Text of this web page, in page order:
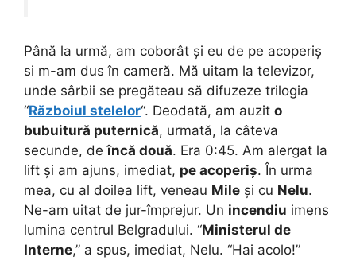
Până la urmă, am coborât și eu de pe acoperiș
si m-am dus în cameră. Mă uitam la televizor,
unde sârbii se pregăteau să difuzeze trilogia
“Războiul stelelor“. Deodată, am auzit o
bubuitură puternică, urmată, la câteva
secunde, deîncă două. Era 0:45. Am alergat la
lift și am ajuns, imediat, pe acoperiș. În urma
mea, cu al doilea lift, veneau Mile și cu Nelu.
Ne-am uitat de jur-împrejur. Un incendiu imens
lumina centrul Belgradului. “Ministerul de
Interne,” a spus, imediat, Nelu. “Hai acolo!”